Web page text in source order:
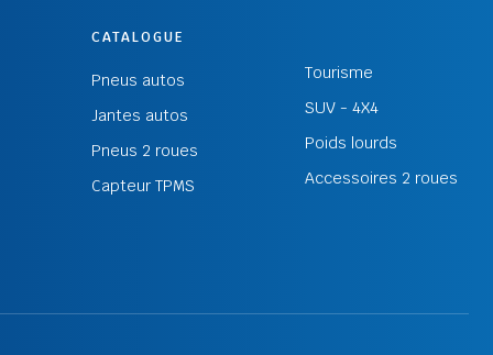
CATALOGUE
Pneus autos
Jantes autos
Pneus 2 roues
Capteur TPMS
Tourisme
SUV - 4X4
Poids lourds
Accessoires 2 roues